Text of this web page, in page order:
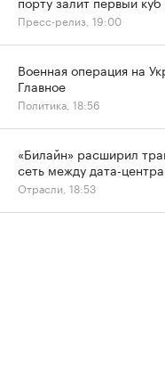
Пресс-релиз, 19:00
Военная операция на
Главное
Политика, 18:56
«Билайн» расширил
сеть между дата-
Отрасли, 18:53